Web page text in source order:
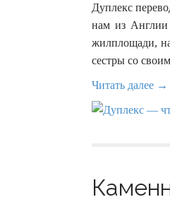
Дуплекс
нам из Англии
жилплощади,
сестры со
Читать далее →